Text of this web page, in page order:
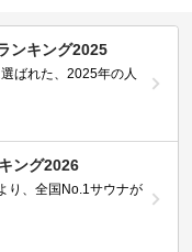
ンキング2025
ばれた、2025年の人
ング2026
り、全国No.1サウナが